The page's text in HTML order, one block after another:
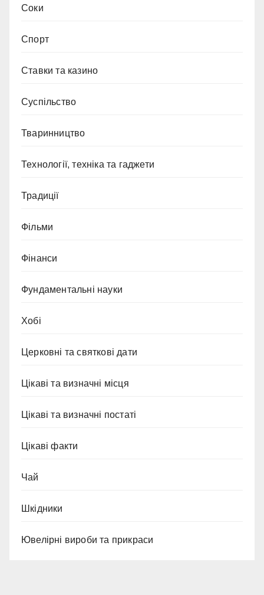
Соки
Спорт
Ставки та казино
Суспільство
Тваринництво
Технології, техніка та гаджети
Традиції
Фільми
Фінанси
Фундаментальні науки
Хобі
Церковні та святкові дати
Цікаві та визначні місця
Цікаві та визначні постаті
Цікаві факти
Чай
Шкідники
Ювелірні вироби та прикраси